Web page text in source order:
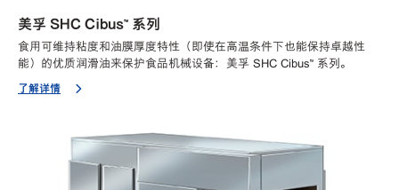
美孚 SHC Cibus™ 系列
食用可维持粘度和油膜厚度特性（即使在高温条件下也能保持卓越性
能）的优质润滑油来保护食品机械设备：美孚 SHC Cibus™ 系列。
了解详情